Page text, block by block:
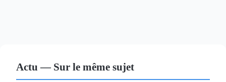
Actu — Sur le même sujet